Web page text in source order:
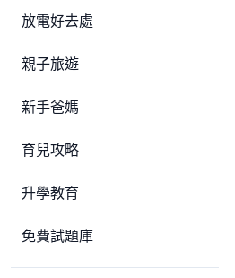
放電好去處
親子旅遊
新手爸媽
育兒攻略
升學教育
免費試題庫